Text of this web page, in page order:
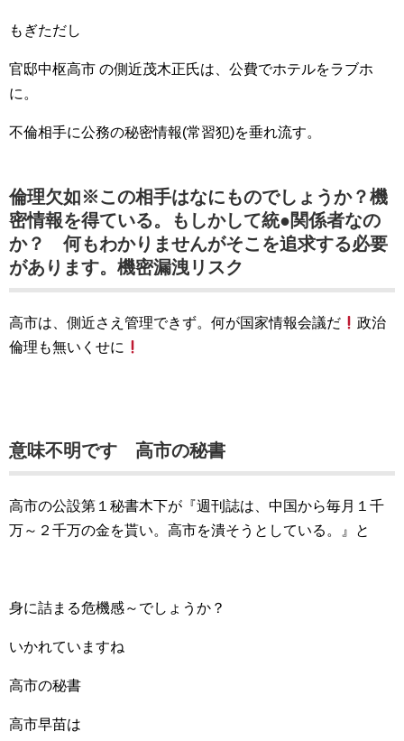
もぎただし
官邸中枢高市 の側近茂木正氏は、公費でホテルをラブホ
に。
不倫相手に公務の秘密情報(常習犯)を垂れ流す。
倫理欠如※この相手はなにものでしょうか？機
密情報を得ている。もしかして統●関係者なの
か？ 何もわかりませんがそこを追求する必要
があります。機密漏洩リスク
高市は、側近さえ管理できず。何が国家情報会議だ
政治
倫理も無いくせに
意味不明です 高市の秘書
高市の公設第１秘書木下が『週刊誌は、中国から毎月１千
万～２千万の金を貰い。高市を潰そうとしている。』と
身に詰まる危機感～でしょうか？
いかれていますね
高市の秘書
高市早苗は